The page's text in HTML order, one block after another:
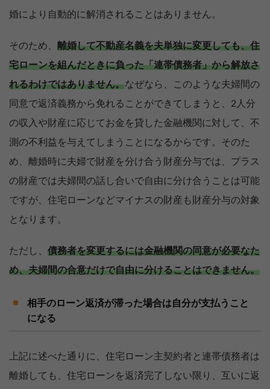
婚により自動的に解消されることはありません。
そのため、 離婚して不動産名義を夫単独に変更しても、住
宅ローンを組んだときに負った「連帯債務者」から解放さ
れるわけではありません。なぜなら、このような夫婦間の
同意で返済義務から免れることができてしまうと、2人分
の収入や財産に応じてお金を貸した金融機関に対して、不
測の不利益を与えてしまうことになるからです。そのた
め、離婚時に夫婦で財産を分け合う財産分与では、プラス
の財産では夫婦間の話し合いで自由に分け合うことは可能
ですが、住宅ローンなどマイナスの財産も財産分与の対象
となります。
ただし、 債務者を変更するには金融機関の同意が必要なた
め、夫婦間の合意だけで自由に分けることはできません。
相手のローン返済が滞った場合は自分が支払うこと
になる
上記に述べた通りに、住宅ローン主契約者と連帯債務者は
離婚しても、住宅ローンを返済完了しない限り、互いに返